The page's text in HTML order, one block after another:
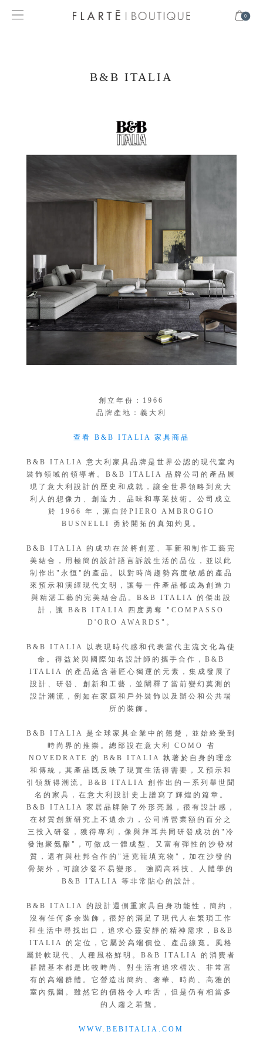
0
B&B ITALIA
創立年份：1966
品牌產地：義大利
查看 B&B ITALIA 家具商品
B&B ITALIA 意大利家具品牌是世界公認的現代室內
裝飾領域的領導者。B&B ITALIA 品牌公司的產品展
現了意大利設計的歷史和成就，讓全世界領略到意大
利人的想像力、創造力、品味和專業技術。公司成立
於 1966 年，源自於PIERO AMBROGIO
BUSNELLI 勇於開拓的真知灼見。
B&B ITALIA 的成功在於將創意、革新和制作工藝完
美結合，用極簡的設計語言訴說生活的品位，並以此
制作出"永恒"的產品。以對時尚趨勢高度敏感的產品
來預示和演繹現代文明，讓每一件產品都成為創造力
與精湛工藝的完美結合品。B&B ITALIA 的傑出設
計，讓 B&B ITALIA 四度勇奪 "COMPASSO
D'ORO AWARDS"。
B&B ITALIA 以表現時代感和代表當代主流文化為使
命。得益於與國際知名設計師的攜手合作，B&B
ITALIA 的產品蘊含著匠心獨運的元素，集成發展了
設計、研發、創新和工藝，並闡釋了當前變幻莫測的
設計潮流，例如在家庭和戶外裝飾以及辦公和公共場
所的裝飾。
B&B ITALIA 是全球家具企業中的翹楚，並始終受到
時尚界的推崇。總部設在意大利 COMO 省
NOVEDRATE 的 B&B ITALIA 執著於自身的理念
和傳統，其產品既反映了現實生活得需要，又預示和
引領新得潮流。B&B ITALIA 創作出的一系列舉世聞
名的家具，在意大利設計史上譜寫了輝煌的篇章。
B&B ITALIA 家居品牌除了外形亮麗，很有設計感，
在材質創新研究上不遺余力，公司將營業額的百分之
三投入研發，獲得專利，像與拜耳共同研發成功的"冷
發泡聚氨酯"，可做成一體成型、又富有彈性的沙發材
質，還有與杜邦合作的"達克龍填充物"，加在沙發的
骨架外，可讓沙發不易變形。 強調高科技、人體學的
B&B ITALIA 等非常貼心的設計。
B&B ITALIA 的設計還側重家具自身功能性，簡約，
沒有任何多余裝飾，很好的滿足了現代人在繁瑣工作
和生活中尋找出口，追求心靈安靜的精神需求，B&B
ITALIA 的定位，它屬於高端價位、產品線寬。風格
屬於軟現代、人種風格鮮明。B&B ITALIA 的消費者
群體基本都是比較時尚、對生活有追求檔次、非常富
有的高端群體。它營造出簡約、奢華、時尚、高雅的
室內氛圍。雖然它的價格令人咋舌，但是仍有相當多
的人趨之若鶩。
WWW.BEBITALIA.COM